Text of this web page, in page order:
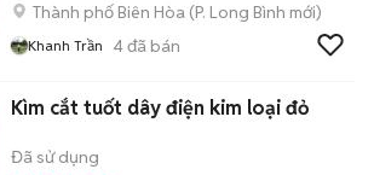
Thành phố Biên Hòa (P. Long Bình mới)
Khanh Trần 4đã bán
Kìm cắt tuốt dây điện kim loại đỏ
Đã sử dụng